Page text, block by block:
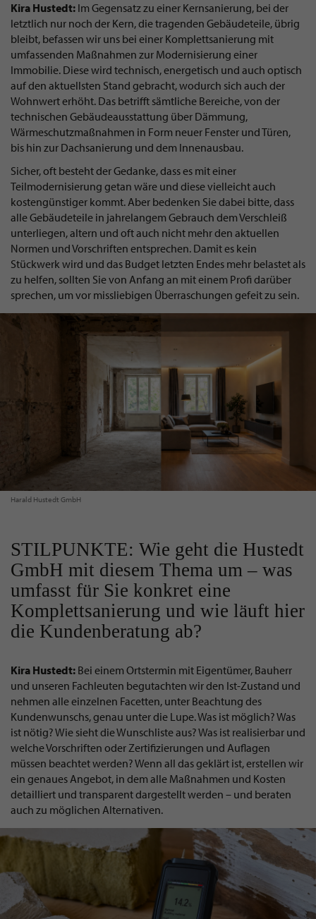
Kira Hustedt: Im Gegensatz zu einer Kernsanierung, bei der
letztlich nur noch der Kern, die tragenden Gebäudeteile, übrig
bleibt, befassen wir uns bei einer Komplettsanierung mit
umfassenden Maßnahmen zur Modernisierung einer
Immobilie. Diese wird technisch, energetisch und auch optisch
auf den aktuellsten Stand gebracht, wodurch sich auch der
Wohnwert erhöht. Das betrifft sämtliche Bereiche, von der
technischen Gebäudeausstattung über Dämmung,
Wärmeschutzmaßnahmen in Form neuer Fenster und Türen,
bis hin zur Dachsanierung und dem Innenausbau.
Sicher, oft besteht der Gedanke, dass es mit einer
Teilmodernisierung getan wäre und diese vielleicht auch
kostengünstiger kommt. Aber bedenken Sie dabei bitte, dass
alle Gebäudeteile in jahrelangem Gebrauch dem Verschleiß
unterliegen, altern und oft auch nicht mehr den aktuellen
Normen und Vorschriften entsprechen. Damit es kein
Stückwerk wird und das Budget letzten Endes mehr belastet als
zu helfen, sollten Sie von Anfang an mit einem Profi darüber
sprechen, um vor missliebigen Überraschungen gefeit zu sein.
Harald Hustedt GmbH
STILPUNKTE: Wie geht die Hustedt
GmbH mit diesem Thema um – was
umfasst für Sie konkret eine
Komplettsanierung und wie läuft hier
die Kundenberatung ab?
Kira Hustedt: Bei einem Ortstermin mit Eigentümer, Bauherr
und unseren Fachleuten begutachten wir den Ist-Zustand und
nehmen alle einzelnen Facetten, unter Beachtung des
Kundenwunschs, genau unter die Lupe. Was ist möglich? Was
ist nötig? Wie sieht die Wunschliste aus? Was ist realisierbar und
welche Vorschriften oder Zertifizierungen und Auflagen
müssen beachtet werden? Wenn all das geklärt ist, erstellen wir
ein genaues Angebot, in dem alle Maßnahmen und Kosten
detailliert und transparent dargestellt werden – und beraten
auch zu möglichen Alternativen.